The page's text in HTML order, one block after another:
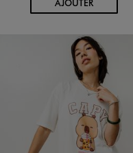
AJOUTER